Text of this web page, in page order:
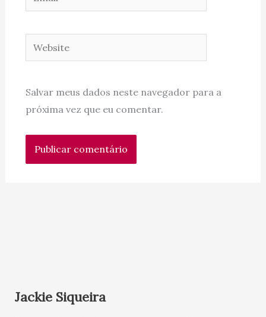
Website
Salvar meus dados neste navegador para a
próxima vez que eu comentar.
Jackie Siqueira